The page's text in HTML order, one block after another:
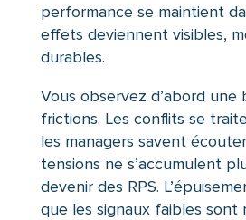
performance se maintient
effets deviennent visibles,
durables.
Vous observez d’abord une
frictions. Les conflits se
les managers savent
tensions ne s’accumulent
devenir des RPS.
que les signaux faibles sont